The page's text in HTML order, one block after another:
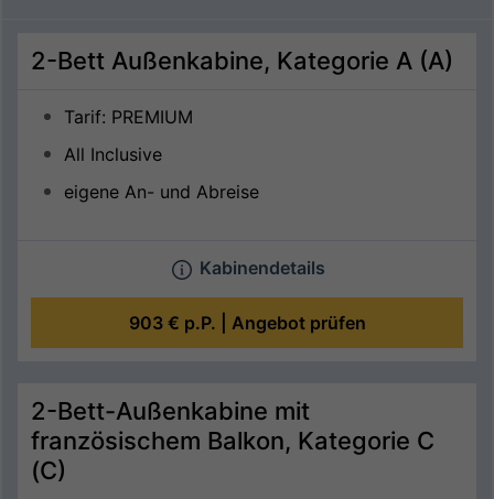
2-Bett Außenkabine, Kategorie A (A)
Tarif: PREMIUM
All Inclusive
eigene An- und Abreise
Kabinendetails
903 € p.P. | Angebot prüfen
2-Bett-Außenkabine mit
französischem Balkon, Kategorie C
(C)